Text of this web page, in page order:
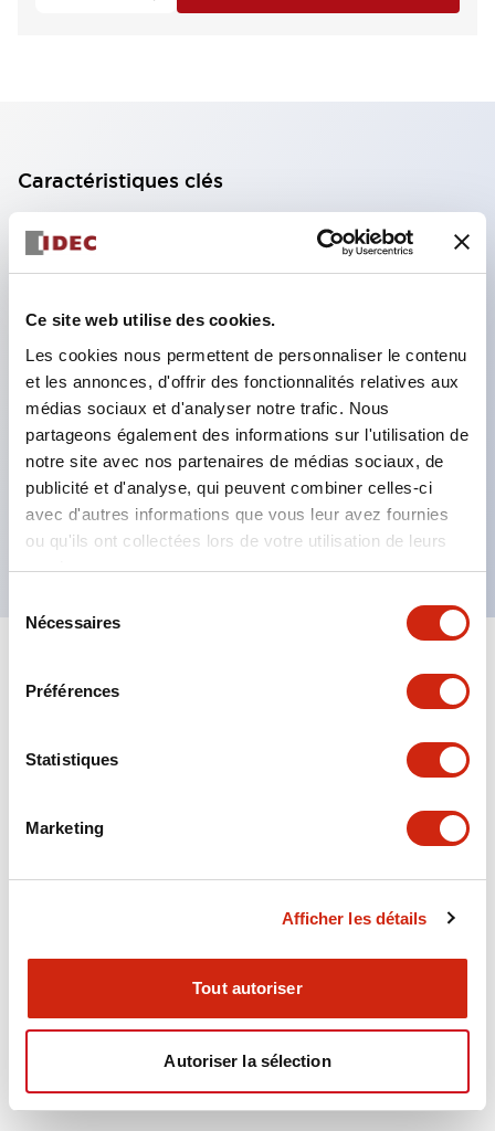
Ce site web utilise des cookies.
Les cookies nous permettent de personnaliser le contenu
et les annonces, d'offrir des fonctionnalités relatives aux
médias sociaux et d'analyser notre trafic. Nous
partageons également des informations sur l'utilisation de
notre site avec nos partenaires de médias sociaux, de
publicité et d'analyse, qui peuvent combiner celles-ci
avec d'autres informations que vous leur avez fournies
ou qu'ils ont collectées lors de votre utilisation de leurs
services.
Nécessaires
Préférences
Statistiques
Marketing
Afficher les détails
Tout autoriser
Autoriser la sélection
Caractéristiques clés
Bloc de contact à 2 étages avec 2 contacts,
permettant une configuration à 4 contacts
contact à 11 étages), 59,9 mm (*bloc de contact à
22 étages). Conception peu encombrante
possible.
Structure de sécurité de 3e génération :
déclenchement à 2 actions, garde intégrée,
structure de protection des doigts IP20.
Tout développer+
Functional Specifications
Mounting and Installation Specifications
Documents et fichiers